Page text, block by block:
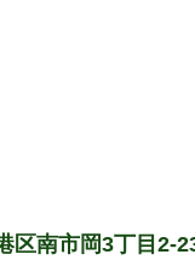
区南市岡3丁目2-